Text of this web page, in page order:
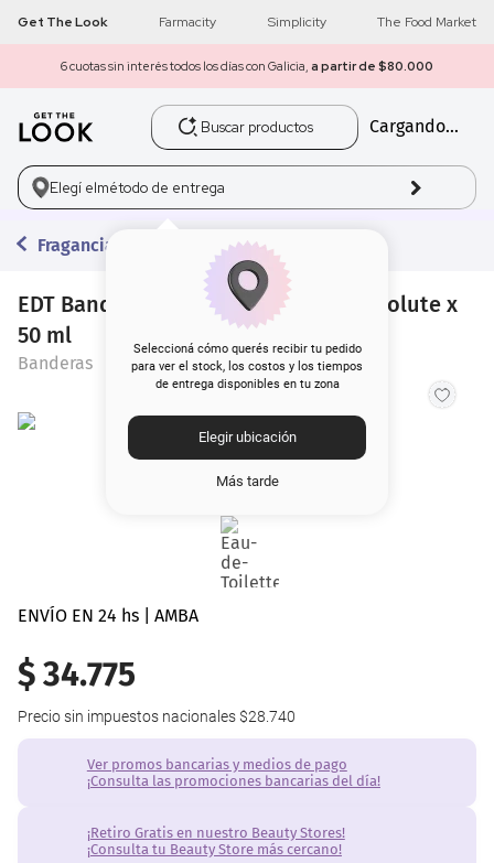
Get The Look Farmacity Simplicity The Food Market
6 cuotas sin interés todos los días con Galicia, a partir de $80.000
Buscar productos
Cargando...
Elegí elmétodo de entrega
Seleccioná cómo querés recibir tu pedido
para ver el stock, los costos y los tiempos
de entrega disponibles en tu zona
Elegir ubicación
Más tarde
Fragancias
EDT Banderas King Of Seduction Absolute x
50 ml
Banderas
ENVÍO EN 24 hs | AMBA
$34.775
Precio sin impuestos nacionales $28.740
Ver promos bancarias y medios de pago
¡Consulta las promociones bancarias del día!
¡Retiro Gratis en nuestro Beauty Stores!
¡Consulta tu Beauty Store más cercano!
1 get the look
2 máscara pestañas
3.
5. corrector
nyx